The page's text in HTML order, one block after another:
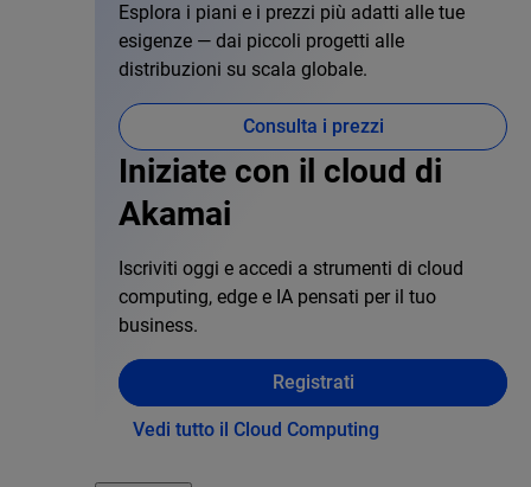
Esplora i piani e i prezzi più adatti alle tue
esigenze — dai piccoli progetti alle
distribuzioni su scala globale.
Consulta i prezzi
Iniziate con il cloud di
Akamai
Iscriviti oggi e accedi a strumenti di cloud
computing, edge e IA pensati per il tuo
business.
Registrati
Vedi tutto il Cloud Computing